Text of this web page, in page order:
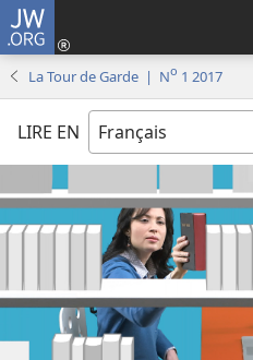
JW.ORG
La Tour de Garde | No 1 2017
LIRE EN